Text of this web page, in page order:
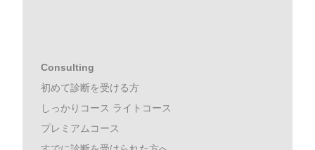
Consulting
初めて診断を受ける方
しっかりコース ライトコース
プレミアムコース